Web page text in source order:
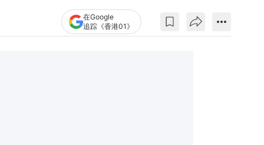
在Google
追踪《香港01》